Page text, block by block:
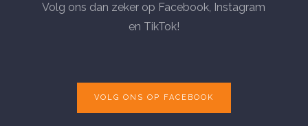
Volg ons dan zeker op Facebook, Instagram
en TikTok!
VOLG ONS OP FACEBOOK